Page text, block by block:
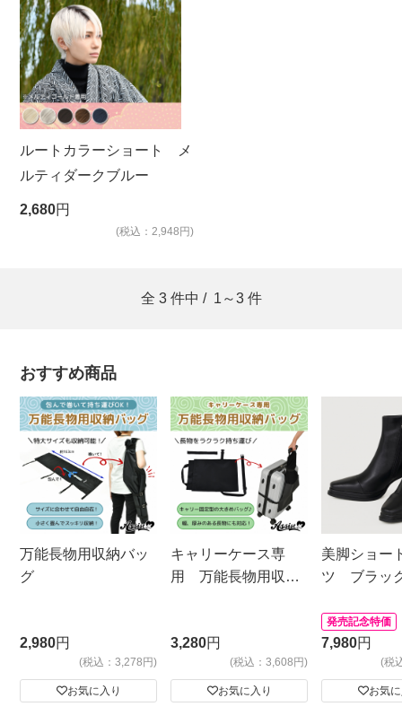
ルートカラーショート メ
ルティダークブルー
2,680円
(税込：2,948円)
全 3 件中 / 1～3 件
おすすめ商品
万能長物用収納バッ
グ
2,980円
(税込：3,278円)
お気に入り
キャリーケース専
用 万能長物用収納
3,280円
(税込：3,608円)
お気に入り
美脚ショー
ツ ブラッ
発売記念特価
7,980円
(税
お気